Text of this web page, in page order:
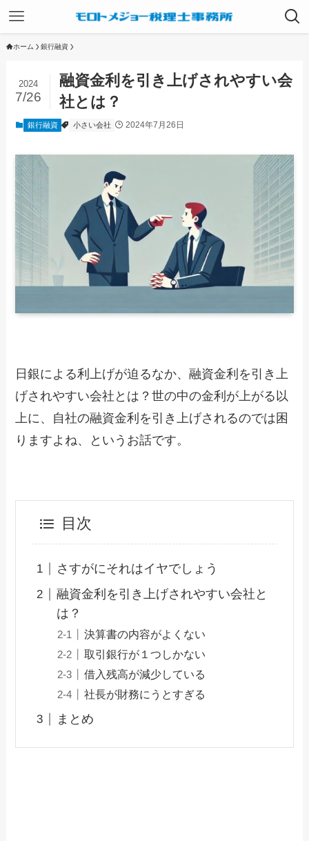
ホーム 銀行融資
融資金利を引き上げされやすい会
社とは？
2024
7/26
銀行融資 小さい会社 2024年7月26日
日銀による利上げが迫るなか、融資金利を引き上
げされやすい会社とは？世の中の金利が上がる以
上に、自社の融資金利を引き上げされるのでは困
りますよね、というお話です。
目次
さすがにそれはイヤでしょう
融資金利を引き上げされやすい会社と
は？
決算書の内容がよくない
取引銀行が１つしかない
借入残高が減少している
社長が財務にうとすぎる
まとめ